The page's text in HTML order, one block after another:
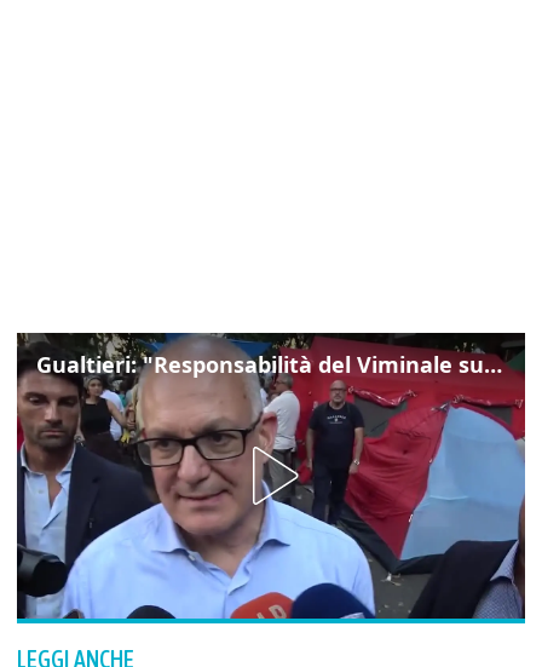
Gualtieri: "Responsabilità del Viminale su Spin Time? La posizione dei partiti è nota"
LEGGI ANCHE